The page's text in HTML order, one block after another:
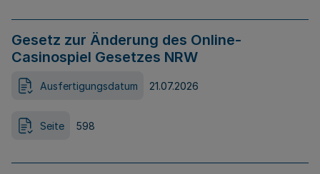
Gesetz zur Änderung des Online-
Casinospiel Gesetzes NRW
Ausfertigungsdatum 21.07.2026
Seite 598